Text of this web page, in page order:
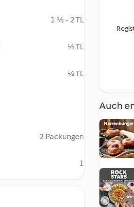
1 ½ - 2 TL
½ TL
¼ TL
2 Packungen
1
Auch